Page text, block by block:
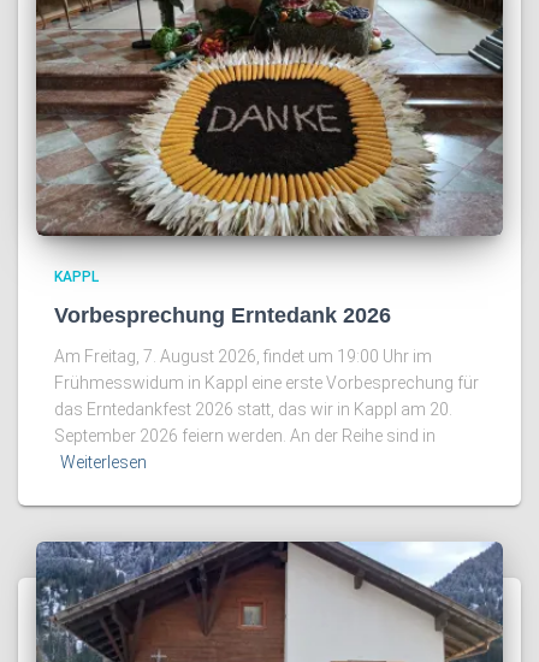
KAPPL
Vorbesprechung Erntedank 2026
Am Freitag, 7. August 2026, findet um 19:00 Uhr im
Frühmesswidum in Kappl eine erste Vorbesprechung für
das Erntedankfest 2026 statt, das wir in Kappl am 20.
September 2026 feiern werden. An der Reihe sind in
Weiterlesen